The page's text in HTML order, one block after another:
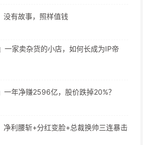
没有故事，照样值钱
一家卖杂货的小店，如何长成为IP帝
一年净赚2596亿，股价跌掉20%？
净利腰斩+分红变脸+总裁换帅三连暴击